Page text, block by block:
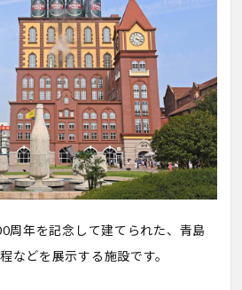
周年を記念して建てられた、青島
などを展示する施設です。